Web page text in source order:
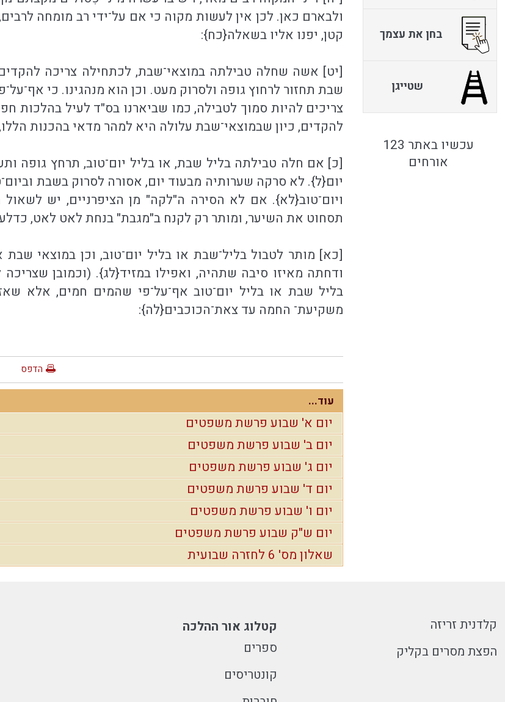
ולבארם כאן. לכן אין לעשות מקוה כי אם על־ידי רב מומחה
קטן, יפנו אליו בשאלה{כח}:
[יט] אשה שחלה טבילתה במוצאי־שבת, לכתחילה צריכה
שבת תחזור לרחוץ גופה ולסרוק מעט. וכן הוא מנהגינו. כי
צריכים להיות סמוך לטבילה, כמו שביארנו בס"ד לעיל בהלכות
להקדים, כיון שבמוצאי־שבת עלולה היא למהר מדאי בהכנות
[כ] אם חלה טבילתה בליל שבת, או בליל יום־טוב, תרחץ גופה
יום{ל}. לא סרקה שערותיה מבעוד יום, אסורה לסרוק בשבת
ויום־טוב{לא}. אם לא הסירה ה"לקה" מן הציפרניים, יש
תסחוט את השיער, ומותר רק לקנח ב"מגבת" בנחת לאט לאט,
[כא] מותר לטבול בליל־שבת או בליל יום־טוב, וכן במוצאי שבת
ודחתה מאיזו סיבה שתהיה, ואפילו במזיד{לג}. (וכמובן
בליל שבת או בליל יום־טוב אף־על־פי שהמים חמים, אלא
משקיעת־ החמה עד צאת־הכוכבים{לה}:
הדפס
עוד...
יום א' שבוע פרשת משפטים
יום ב' שבוע פרשת משפטים
יום ג' שבוע פרשת משפטים
יום ד' שבוע פרשת משפטים
יום ו' שבוע פרשת משפטים
יום ש"ק שבוע פרשת משפטים
שאלון מס' 6 לחזרה שבועית
בחן את עצמך
שטייגן
עכשיו באתר 123
אורחים
קלדנית זריזה
הפצת מסרים בקליק
קטלוג אור ההלכה
ספרים
קונטריסים